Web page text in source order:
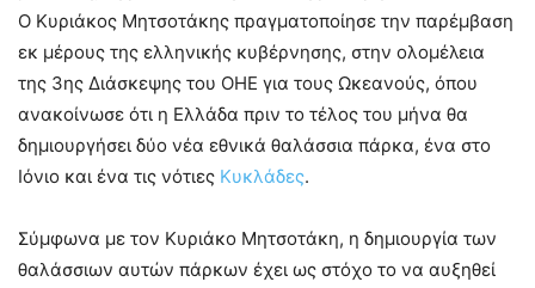
Ο Κυριάκος Μητσοτάκης πραγματοποίησε την παρέμβαση
εκ μέρους της ελληνικής κυβέρνησης, στην ολομέλεια
της 3ης Διάσκεψης του ΟΗΕ για τους Ωκεανούς, όπου
ανακοίνωσε ότι η Ελλάδα πριν το τέλος του μήνα θα
δημιουργήσει δύο νέα εθνικά θαλάσσια πάρκα, ένα στο
Ιόνιο και ένα τις νότιες Κυκλάδες.
Σύμφωνα με τον Κυριάκο Μητσοτάκη, η δημιουργία των
θαλάσσιων αυτών πάρκων έχει ως στόχο το να αυξηθεί